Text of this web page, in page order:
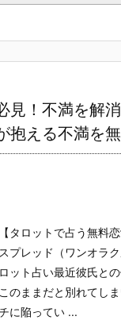
見！不満を解
抱える不満を無
【タロットで占う無料恋
スプレッド（ワンオラク
ロット占い最近彼氏と
このままだと別れてし
に陥ってい ...